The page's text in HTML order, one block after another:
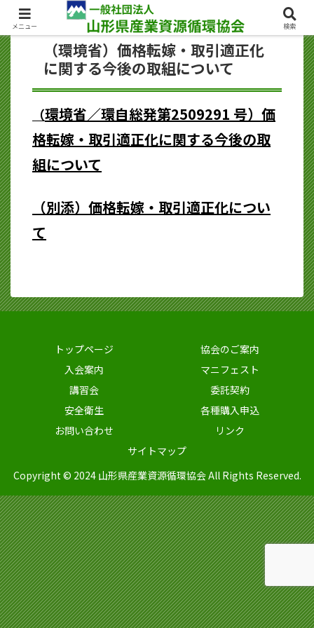
（環境省）価格転嫁・取引適正化
に関する今後の取組について
（環境省／環自総発第2509291 号）価
格転嫁・取引適正化に関する今後の取
組について
（別添）価格転嫁・取引適正化につい
て
トップページ
協会のご案内
入会案内
マニフェスト
講習会
委託契約
安全衛生
各種購入申込
お問い合わせ
リンク
サイトマップ
Copyright © 2024 山形県産業資源循環協会 All Rights Reserved.
メニュー 検索